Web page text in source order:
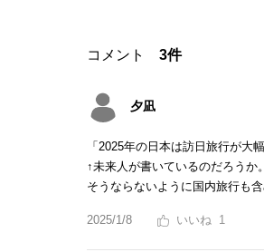
コメント 3件
夕凪
「2025年の日本は訪日旅行が大
↑未来人が書いているのだろうか。
そうならないように国内旅行も
2025/1/8 1